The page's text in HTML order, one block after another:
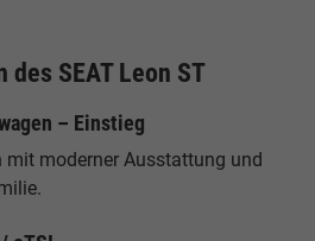
SEAT Leon ST
– Einstieg
moderner Ausstattung und